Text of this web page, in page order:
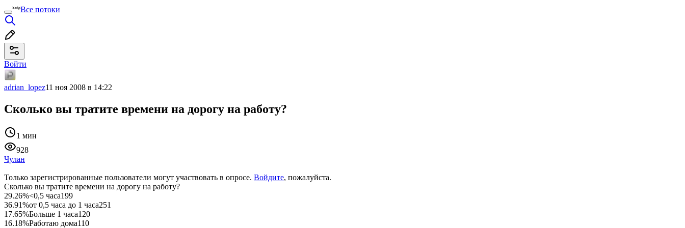
Все потоки
Войти
adrian_lopez11 ноя 2008 в 14:22
Сколько вы тратите времени на дорогу на работу?
1 мин
928
Чулан
Только зарегистрированные пользователи могут участвовать в опросе. Войдите, пожалуйста.
Сколько вы тратите времени на дорогу на работу?
29.26%<0,5 часа199
36.91%от 0,5 часа до 1 часа251
17.65%Больше 1 часа120
16.18%Работаю дома110